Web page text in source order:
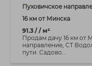
Пуховичское
16 км от Минска
91.3 / / м²
Продам дачу 16 км от
направление, СТ
пути. Садово...